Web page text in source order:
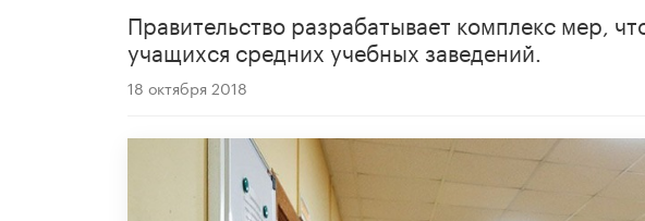
Правительство разрабатывает комплекс мер,
учащихся средних учебных заведений.
18 октября 2018